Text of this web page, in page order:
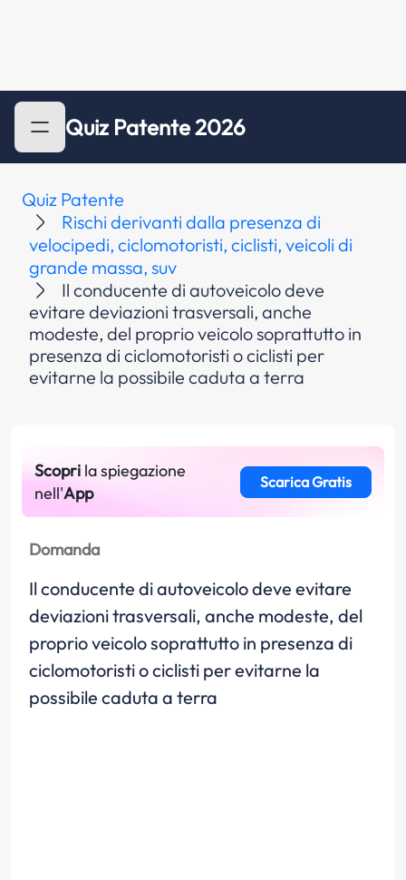
Quiz Patente 2026
Quiz Patente
Rischi derivanti dalla presenza di
velocipedi, ciclomotoristi, ciclisti, veicoli di
grande massa, suv
Il conducente di autoveicolo deve
evitare deviazioni trasversali, anche
modeste, del proprio veicolo soprattutto in
presenza di ciclomotoristi o ciclisti per
evitarne la possibile caduta a terra
Scopri la spiegazione
nell'App
Scarica Gratis
Domanda
Il conducente di autoveicolo deve evitare
deviazioni trasversali, anche modeste, del
proprio veicolo soprattutto in presenza di
ciclomotoristi o ciclisti per evitarne la
possibile caduta a terra